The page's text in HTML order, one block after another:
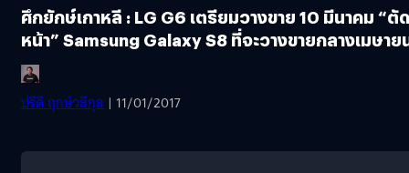
ศึกยักษ์เกาหลี : LG G6 เตรียมวางขาย 10 มีนาคม “ตัด
หน้า” Samsung Galaxy S8 ที่จะวางขายกลางเมษาย
ปรีดี ฤกษ์วลีกุล | 11/01/2017